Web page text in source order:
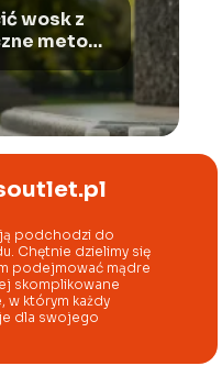
wosk z
metody
podchodzi do
Chętnie dzielimy się
podejmować mądre
skomplikowane
w którym każdy
dla swojego